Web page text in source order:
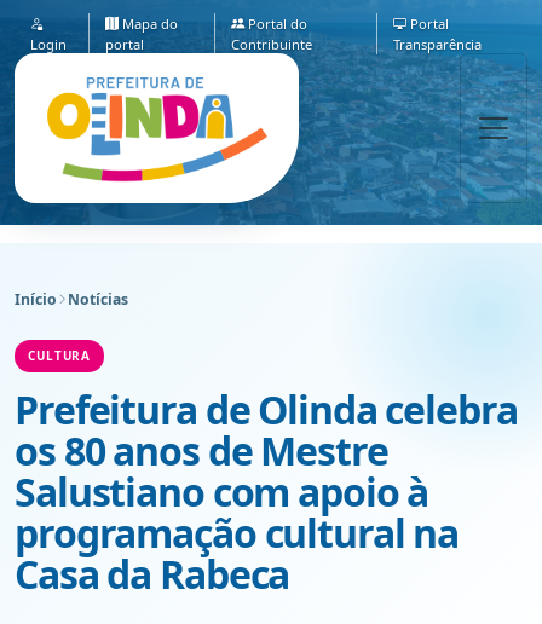
Login
Mapa do
portal
Portal do
Contribuinte
Portal
Transparência
Início Notícias
CULTURA
Prefeitura de Olinda celebra
os 80 anos de Mestre
Salustiano com apoio à
programação cultural na
Casa da Rabeca